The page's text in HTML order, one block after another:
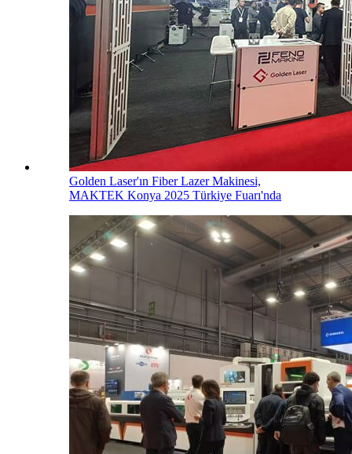
Golden Laser'ın Fiber Lazer Makinesi,
MAKTEK Konya 2025 Türkiye Fuarı'nda